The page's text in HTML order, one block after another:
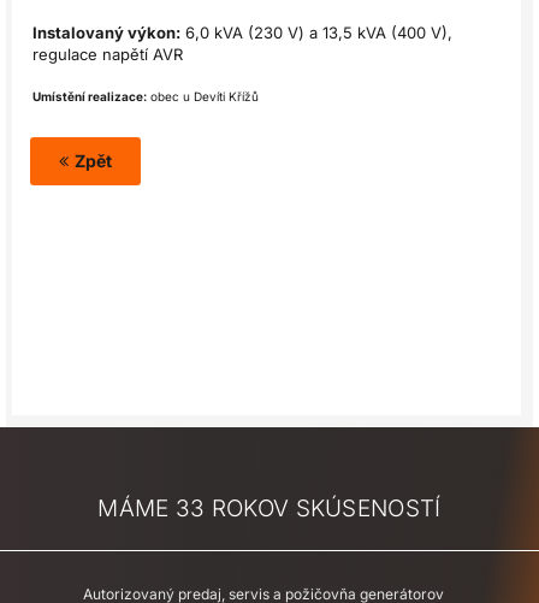
Instalovaný výkon: 6,0 kVA (230 V) a 13,5 kVA (400 V),
regulace napětí AVR
Umístění realizace: obec u Devíti Křížů
Zpět
MÁME 33 ROKOV SKÚSENOSTÍ
Autorizovaný predaj, servis a požičovňa generátorov